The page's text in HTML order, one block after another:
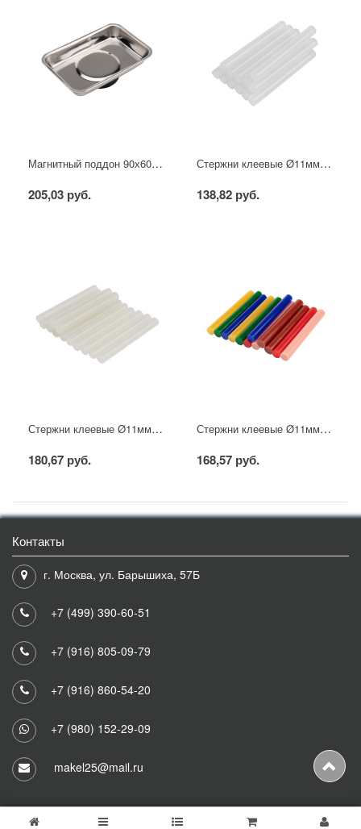
Магнитный поддон 90х60х25 мм REXANT
205,03 руб.
Стержни клеевые Ø11мм, 100мм, прозрачные (12 шт/уп), блистер REXANT
138,82 руб.
Стержни клеевые Ø11мм, 100мм, прозрачные светящиеся (12 шт/уп), блистер REXANT
180,67 руб.
Стержни клеевые Ø11мм, 100мм, цветные (12 шт/уп), блистер REXANT
168,57 руб.
Контакты
г. Москва, ул. Барышиха, 57Б
+7 (499) 390-60-51
+7 (916) 805-09-79
+7 (916) 860-54-20
+7 (980) 152-29-09
makel25@mail.ru